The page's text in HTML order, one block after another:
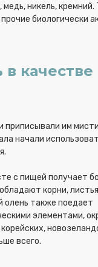
никель, кремний.
биологически
качестве
приписывали им
начали
с пищей получает
корни,
олень также поедает
элементами,
всего.